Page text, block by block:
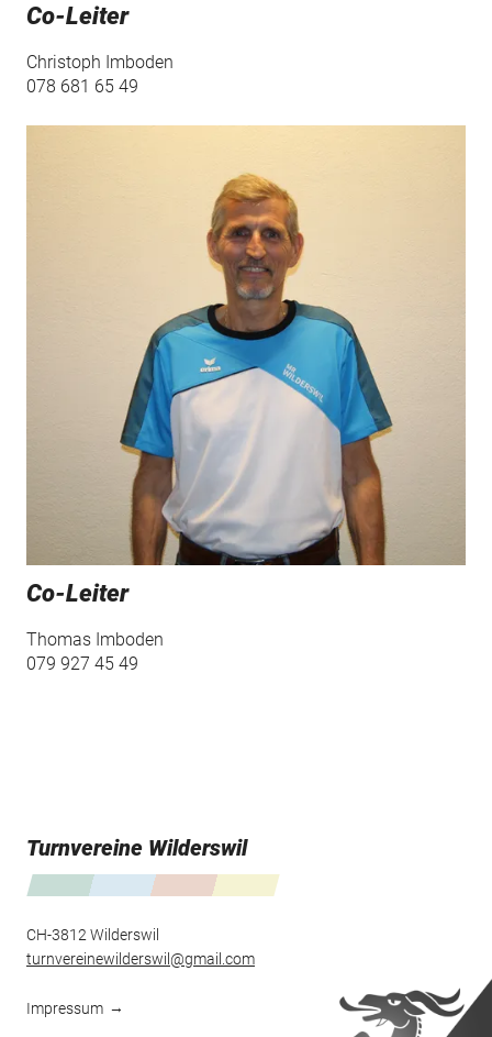
Co-Leiter
Christoph Imboden
078 681 65 49
Co-Leiter
Thomas Imboden
079 927 45 49
Turnvereine Wilderswil
CH-3812 Wilderswil
turnvereinewilderswil
gmail.com
Impressum